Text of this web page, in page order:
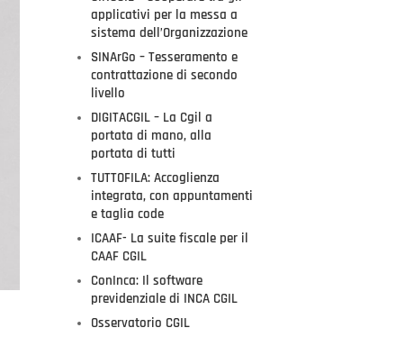
applicativi per la messa a
sistema dell’Organizzazione
SINArGo – Tesseramento e
contrattazione di secondo
livello
DIGITACGIL – La Cgil a
portata di mano, alla
portata di tutti
TUTTOFILA: Accoglienza
integrata, con appuntamenti
e taglia code
ICAAF- La suite fiscale per il
CAAF CGIL
ConInca: Il software
previdenziale di INCA CGIL
Osservatorio CGIL